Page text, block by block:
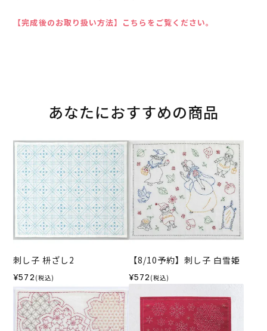
【完成後のお取り扱い方法】こちらをご覧ください。
あなたにおすすめの商品
刺し子 枡ざし2
¥572 (税込)
【8/10予約】刺し子 白雪姫
¥572 (税込)